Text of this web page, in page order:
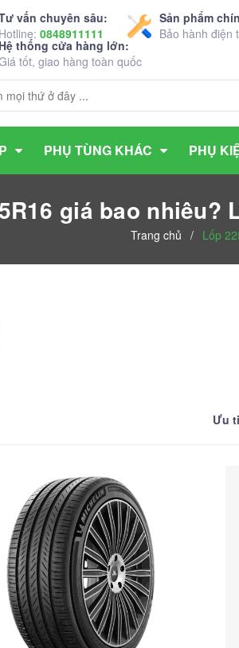
vấn chuyên sâu:
Hotline: 0848911111
Sản phẩm
Bảo hành điện
Hệ thống cửa hàng lớn:
tốt, giao hàng toàn quốc
PHỤ TÙNG KHÁC PHỤ
giá bao
Trang chủ / Lốp
Ưu